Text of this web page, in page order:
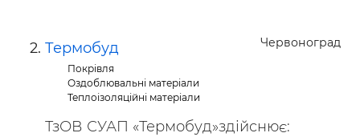
Червоноград
Термобуд
Покрівля
Оздоблювальні матеріали
Теплоізоляційні матеріали
ТзОВ СУАП «Термобуд»здійснює: